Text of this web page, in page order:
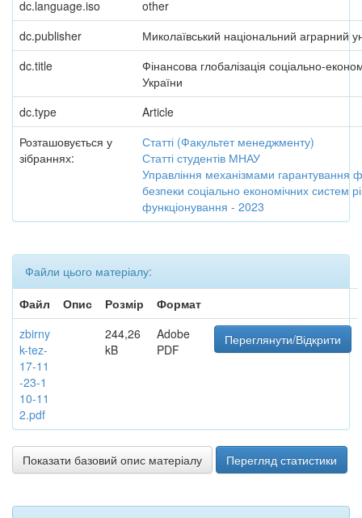
dc.language.iso
other
dc.publisher
Миколаївський національний аграрний
dc.title
Фінансова глобалізація соціально-
України
dc.type
Article
Розташовується у
зібраннях:
Статті (Факультет менеджменту)
Статті студентів МНАУ
Управління механізмами гарантування
безпеки соціально економічних систем
функціонування - 2023
Файли цього матеріалу:
Файл
Опис Розмір
Формат
zbirny
k-tez-
17-11
-23-1
10-11
2.pdf
244,26
kB
Adobe
PDF
Переглянути/Відкрити
Показати базовий опис матеріалу Перегляд статистики